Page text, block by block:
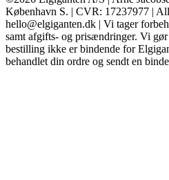
København S. | CVR: 17237977 |
hello@elgiganten.dk | Vi tager
samt afgifts- og prisændringer. Vi
bestilling ikke er bindende for
behandlet din ordre og sendt en